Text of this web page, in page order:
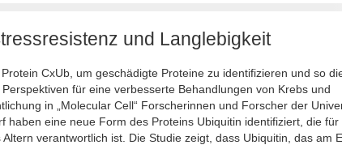
und Langlebigkeit
CxUb, um geschädigte Proteine zu identifizieren und so
für eine verbesserte Behandlungen von Krebs und
in „Molecular Cell“ Forscherinnen und Forscher der
haben eine neue Form des Proteins Ubiquitin identifiziert, die für
verantwortlich ist. Die Studie zeigt, dass Ubiquitin, das am